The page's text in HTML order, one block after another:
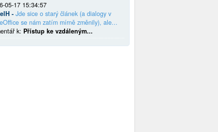
05-17 15:34:57
- Jde sice o starý článek (a dialogy v
se nám zatím mírně změnily), ale...
k: Přístup ke vzdáleným...